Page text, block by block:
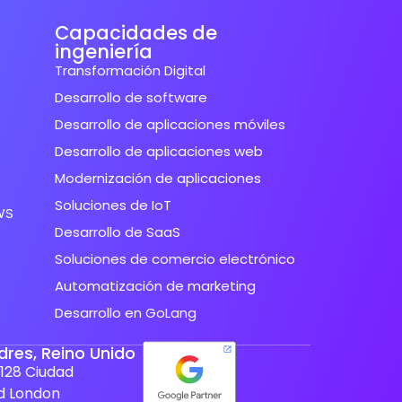
Capacidades de
ingeniería
Transformación Digital
Desarrollo de software
Desarrollo de aplicaciones móviles
Desarrollo de aplicaciones web
Modernización de aplicaciones
Soluciones de IoT
Desarrollo de SaaS
Soluciones de comercio electrónico
Automatización de marketing
Desarrollo en GoLang
Reino Unido
Ciudad
London